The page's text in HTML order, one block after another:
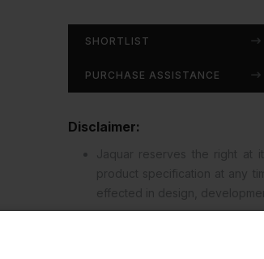
SHORTLIST
PURCHASE ASSISTANCE
Disclaimer: